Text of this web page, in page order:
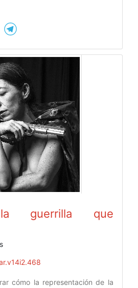
la guerrilla que
cómo la representación de la